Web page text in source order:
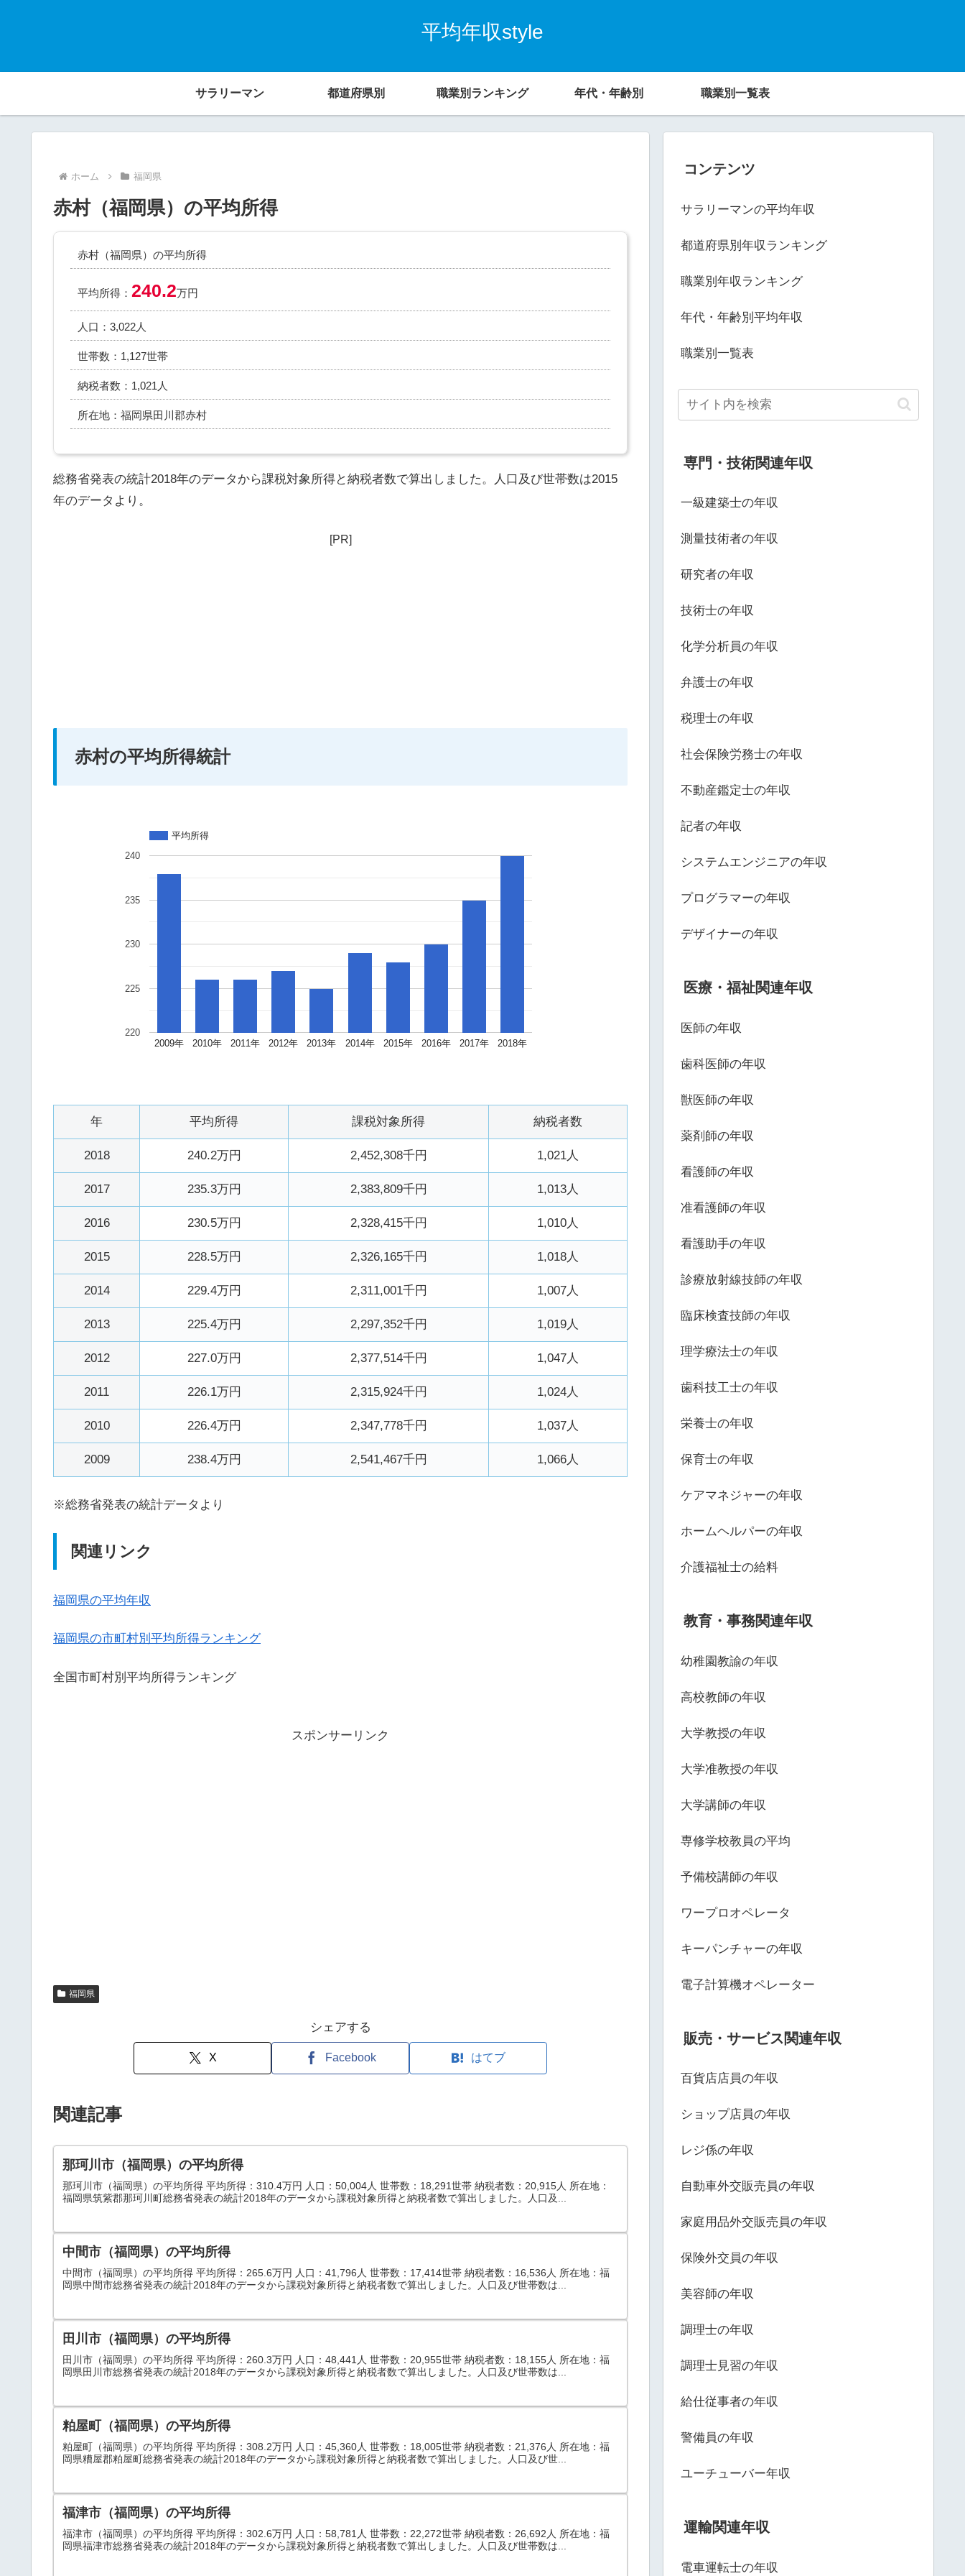
平均年収style
サラリーマン 都道府県別 職業別ランキング 年代・年齢別 職業別一覧表
ホーム 福岡県
赤村（福岡県）の平均所得
赤村（福岡県）の平均所得
平均所得： 240.2万円
人口：3,022人
世帯数：1,127世帯
納税者数：1,021人
所在地：福岡県田川郡赤村
総務省発表の統計2018年のデータから課税対象所得と納税者数で算出しました。人口及び世帯数は2015
年のデータより。
[PR]
赤村の平均所得統計
平均所得
2009年 2010年 2011年 2012年 2013年 2014年 2015年 2016年 2017年 2018年
220
225
230
235
240
年 平均所得 課税対象所得 納税者数
2018 240.2万円 2,452,308千円 1,021人
2017 235.3万円 2,383,809千円 1,013人
2016 230.5万円 2,328,415千円 1,010人
2015 228.5万円 2,326,165千円 1,018人
2014 229.4万円 2,311,001千円 1,007人
2013 225.4万円 2,297,352千円 1,019人
2012 227.0万円 2,377,514千円 1,047人
2011 226.1万円 2,315,924千円 1,024人
2010 226.4万円 2,347,778千円 1,037人
2009 238.4万円 2,541,467千円 1,066人
※総務省発表の統計データより
関連リンク
福岡県の平均年収
福岡県の市町村別平均所得ランキング
全国市町村別平均所得ランキング
スポンサーリンク
福岡県
シェアする
X Facebook はてブ
関連記事
那珂川市（福岡県）の平均所得
那珂川市（福岡県）の平均所得 平均所得：310.4万円 人口：50,004人 世帯数：18,291世帯 納税者数：20,915人 所在地：
福岡県筑紫郡那珂川町総務省発表の統計2018年のデータから課税対象所得と納税者数で算出しました。人口及...
中間市（福岡県）の平均所得
中間市（福岡県）の平均所得 平均所得：265.6万円 人口：41,796人 世帯数：17,414世帯 納税者数：16,536人 所在地：福
岡県中間市総務省発表の統計2018年のデータから課税対象所得と納税者数で算出しました。人口及び世帯数は...
田川市（福岡県）の平均所得
田川市（福岡県）の平均所得 平均所得：260.3万円 人口：48,441人 世帯数：20,955世帯 納税者数：18,155人 所在地：福
岡県田川市総務省発表の統計2018年のデータから課税対象所得と納税者数で算出しました。人口及び世帯数は...
粕屋町（福岡県）の平均所得
粕屋町（福岡県）の平均所得 平均所得：308.2万円 人口：45,360人 世帯数：18,005世帯 納税者数：21,376人 所在地：福
岡県糟屋郡粕屋町総務省発表の統計2018年のデータから課税対象所得と納税者数で算出しました。人口及び世...
福津市（福岡県）の平均所得
福津市（福岡県）の平均所得 平均所得：302.6万円 人口：58,781人 世帯数：22,272世帯 納税者数：26,692人 所在地：福
岡県福津市総務省発表の統計2018年のデータから課税対象所得と納税者数で算出しました。人口及び世帯数は...
コンテンツ
サラリーマンの平均年収
都道府県別年収ランキング
職業別年収ランキング
年代・年齢別平均年収
職業別一覧表
専門・技術関連年収
一級建築士の年収
測量技術者の年収
研究者の年収
技術士の年収
化学分析員の年収
弁護士の年収
税理士の年収
社会保険労務士の年収
不動産鑑定士の年収
記者の年収
システムエンジニアの年収
プログラマーの年収
デザイナーの年収
医療・福祉関連年収
医師の年収
歯科医師の年収
獣医師の年収
薬剤師の年収
看護師の年収
准看護師の年収
看護助手の年収
診療放射線技師の年収
臨床検査技師の年収
理学療法士の年収
歯科技工士の年収
栄養士の年収
保育士の年収
ケアマネジャーの年収
ホームヘルパーの年収
介護福祉士の給料
教育・事務関連年収
幼稚園教諭の年収
高校教師の年収
大学教授の年収
大学准教授の年収
大学講師の年収
専修学校教員の平均
予備校講師の年収
ワープロオペレータ
キーパンチャーの年収
電子計算機オペレーター
販売・サービス関連年収
百貨店店員の年収
ショップ店員の年収
レジ係の年収
自動車外交販売員の年収
家庭用品外交販売員の年収
保険外交員の年収
美容師の年収
調理士の年収
調理士見習の年収
給仕従事者の年収
警備員の年収
ユーチューバー年収
運輸関連年収
電車運転士の年収